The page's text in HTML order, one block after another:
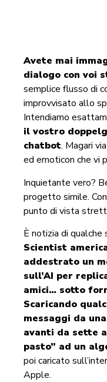
Avete mai
dialogo con voi
semplice flusso di
improvvisato allo
Intendiamo
il vostro
chatbot. Magari
ed emoticon che vi
Inquietante vero?
progetto simile.
punto di vista
È notizia di qualche
Scientist
addestrato un
sull’AI per
amici… sotto
Scaricando
messaggi da
avanti da sette
pasto” ad un
poi caricato
Apple.